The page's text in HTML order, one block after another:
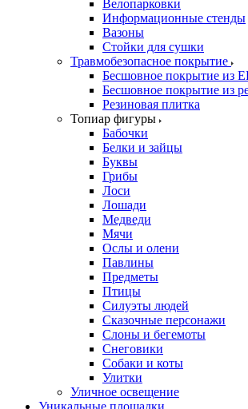
Велопарковки
Информационные стенды
Вазоны
Стойки для сушки
Травмобезопасное покрытие
Бесшовное покрытие из
Бесшовное покрытие из
Резиновая плитка
Топиар фигуры
Бабочки
Белки и зайцы
Буквы
Грибы
Лоси
Лошади
Медведи
Мячи
Ослы и олени
Павлины
Предметы
Птицы
Силуэты людей
Сказочные персонажи
Слоны и бегемоты
Снеговики
Собаки и коты
Улитки
Уличное освещение
Уникальные площадки